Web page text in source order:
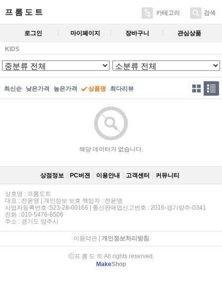
프 롬 도 트 카테고리 검색
로그인 마이페이지 장바구니 관심상품
KIDS
최신순 낮은가격 높은가격 상품명 최다리뷰
해당 데이터가 없습니다.
상점정보 PC버젼 이용안내 고객센터 커뮤니티
상호명 : 프롬도트
대표 : 전윤영 | 개인정보 보호 책임자 : 전윤영
사업자등록번호 :523-28-00166 | 통신판매업신고번호 : 2016-경기양주-0341
전화 : 010-5476-8506
주소 : 경기도 양주시
이용약관| 개인정보처리방침
ⓒ프 롬 도 트 All rights reserved.
MakeShop